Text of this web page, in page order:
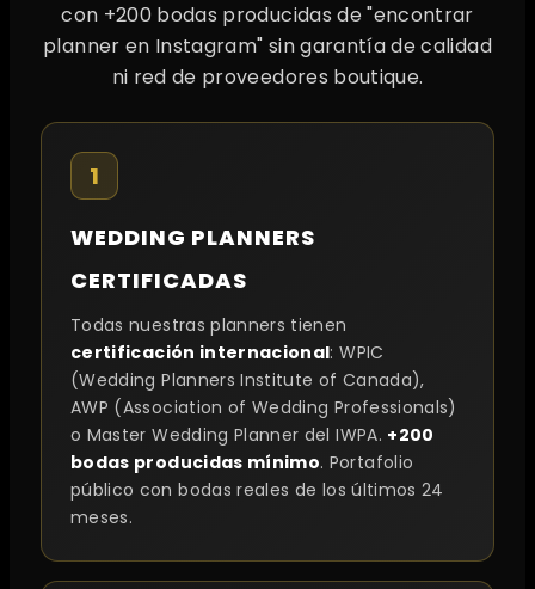
con +200 bodas producidas de "encontrar
planner en Instagram" sin garantía de calidad
ni red de proveedores boutique.
1
WEDDING PLANNERS
CERTIFICADAS
Todas nuestras planners tienen
certificación internacional: WPIC
(Wedding Planners Institute of Canada),
AWP (Association of Wedding Professionals)
o Master Wedding Planner del IWPA. +200
bodas producidas mínimo. Portafolio
público con bodas reales de los últimos 24
meses.